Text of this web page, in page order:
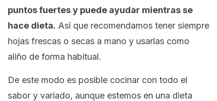
puntos fuertes y puede ayudar mientras se
hace dieta. Así que recomendamos tener siempre
hojas frescas o secas a mano y usarlas como
aliño de forma habitual.
De este modo es posible cocinar con todo el
sabor y variado, aunque estemos en una dieta